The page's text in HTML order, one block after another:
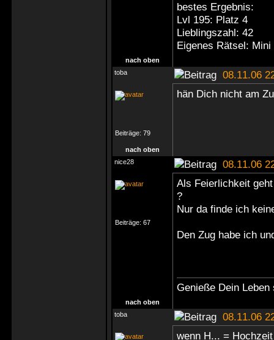
bestes Ergebnis:
Lvl 195: Platz 4
Lieblingszahl: 42
Eigenes Rätsel:
nach oben
toba
08.11.06
Beiträge: 79
hän Dich nicht am
nach oben
nice28
08.11.06
Beiträge: 67
Als Feierlichkeit
?
Nur da finde ich
Den Zug habe ich
Genieße Dein
nach oben
toba
08.11.06
wenn H... =